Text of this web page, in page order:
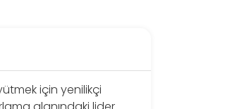
için yenilikçi